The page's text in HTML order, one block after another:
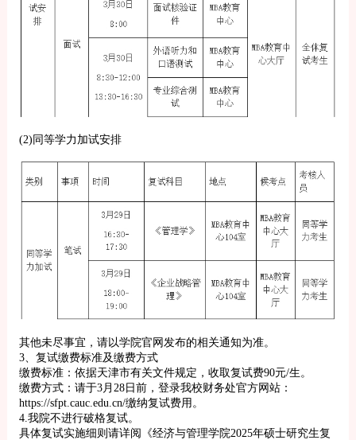
(2)同等学力加试安排
其他未尽事宜，请以学院官网发布的相关通知为准。
3、复试缴费标准及缴费方式
缴费标准：依据天津市有关文件规定，收取复试费90元/生。
缴费方式：请于3月28日前，登录我校财务处官方网站：
https://sfpt.cauc.edu.cn/缴纳复试费用。
4.我院不进行破格复试。
具体复试实施细则请详阅《经济与管理学院2025年硕士研究生复